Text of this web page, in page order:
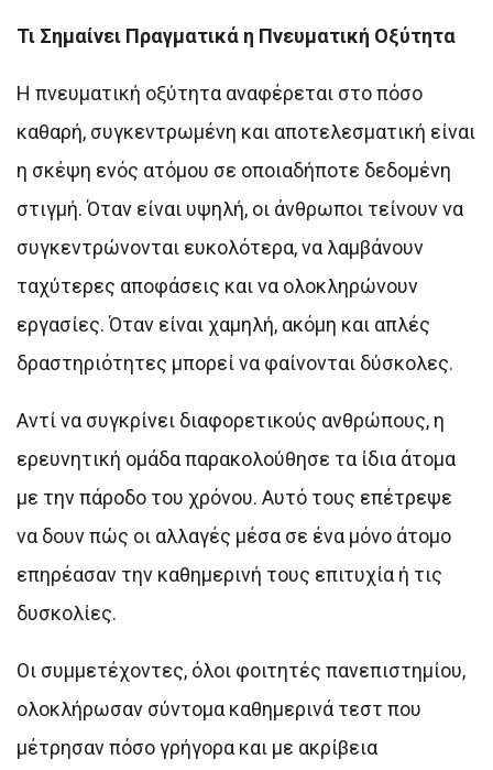
Τι Σημαίνει Πραγματικά η Πνευματική Οξύτητα
Η πνευματική οξύτητα αναφέρεται στο πόσο
καθαρή, συγκεντρωμένη και αποτελεσματική είναι
η σκέψη ενός ατόμου σε οποιαδήποτε δεδομένη
στιγμή. Όταν είναι υψηλή, οι άνθρωποι τείνουν να
συγκεντρώνονται ευκολότερα, να λαμβάνουν
ταχύτερες αποφάσεις και να ολοκληρώνουν
εργασίες. Όταν είναι χαμηλή, ακόμη και απλές
δραστηριότητες μπορεί να φαίνονται δύσκολες.
Αντί να συγκρίνει διαφορετικούς ανθρώπους, η
ερευνητική ομάδα παρακολούθησε τα ίδια άτομα
με την πάροδο του χρόνου. Αυτό τους επέτρεψε
να δουν πώς οι αλλαγές μέσα σε ένα μόνο άτομο
επηρέασαν την καθημερινή τους επιτυχία ή τις
δυσκολίες.
Οι συμμετέχοντες, όλοι φοιτητές πανεπιστημίου,
ολοκλήρωσαν σύντομα καθημερινά τεστ που
μέτρησαν πόσο γρήγορα και με ακρίβεια